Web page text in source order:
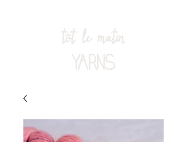
tôt le matin
YARNS